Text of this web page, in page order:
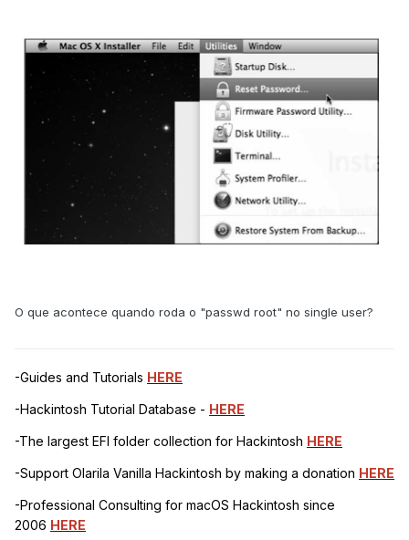
O que acontece quando roda o "passwd root" no single user?
-Guides and Tutorials HERE
-Hackintosh Tutorial Database - HERE
-The largest EFI folder collection for Hackintosh HERE
-Support Olarila Vanilla Hackintosh by making a donation HERE
-Professional Consulting for macOS Hackintosh since
2006 HERE